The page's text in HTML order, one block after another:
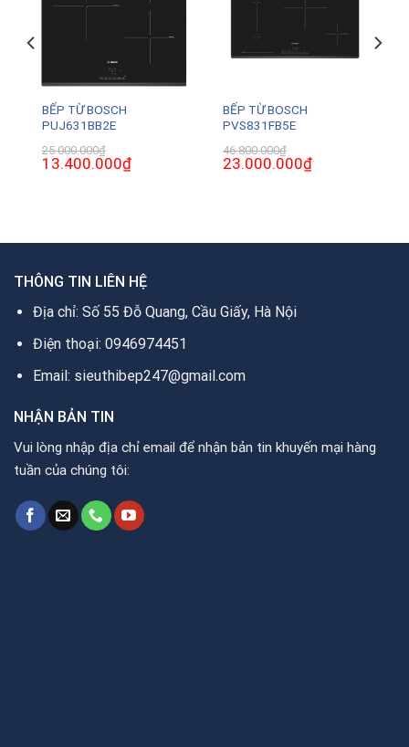
BẾP TỪ BOSCH
PUJ631BB2E
25.000.000₫
Giá
gốc
13.400.000₫Giá
hiện
BẾP TỪ BOSCH
PVS831FB5E
46.800.000₫
Giá
gốc
23.000.000₫Giá
hiện
THÔNG TIN LIÊN HỆ
Địa chỉ: Số 55 Đỗ Quang, Cầu Giấy, Hà Nội
Điện thoại: 0946974451
Email: sieuthibep247@gmail.com
NHẬN BẢN TIN
Vui lòng nhập địa chỉ email để nhận bản tin khuyến mại hàng
tuần của chúng tôi: